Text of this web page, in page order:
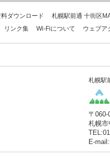
ダウンロード
札幌駅前通 十街区
リンク集 Wi-Fiについて ウェブア
札幌駅
〒060-
札幌
E-